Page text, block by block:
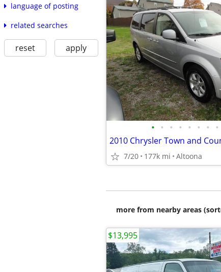
language of posting
related searches
reset apply
• • • • • • • •
2010 Chrysler Town and
7/20 177k mi Altoona
more from nearby areas
$13,995